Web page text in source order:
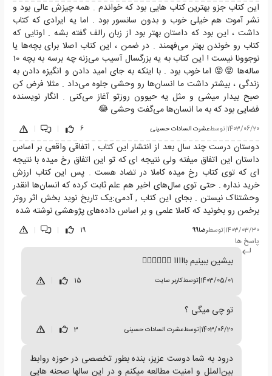
این کتاب جزو بهترین کتاب هایی بود که خواندم . همه چیزش عالی بود و
نشر آموت هم خیلی خوب و بدون سانسور بود . اما یه ایرادی که کتاب
داشت ، این بود که داستان بهتر بود از زبان رالف گفته بشه . اونایی که
کتاب رو خوندن بهتر می‌فهمند . در ضمن ، این کتاب اصلا برای بچه‌ها یا
نوجوونا نیست ! این کتاب به یه بزرگسال آسیب می‌زنه چه برسه به بچه 10
ساله‌ها 😡😡 اما خوب بود . با اینکه به جای امید دادن و انگیزه دادن به
زندگی ، بیشتر داشت ما انسان‌ها رو وحشی جلوه می‌داد . مثلا فرض کن
صبح بیدار میشی و مثل یه حیوون روزتو آغاز می‌کنی . انگار نویسنده
فضایی بود که به ما انسان‌ها می‌گفت وحشی 😂
1403/06/20 توسطعشرت السادات حسینی 6
دوستان درست چند سال بعد از انتشار این کتاب , اتفاقی واقعی بر اساس
داستان این اتفاق میفته ولی نتیجه ای که تو این اتفاق رخ میده با نتیجه
ای که توی کتاب رخ میده کاملا در تضاد هست . پس این کتاب ارزش
خرید نداره . حتی توی سال‌های اخیر هم علم ثابت کرده که انسان‌ها انقدر
وحشتناک نیستن . بجای این کتاب , آدمی:یک تاریخ نوید بخش اثر روتر
برخمن رو بخونید که کاملا علمی و بر اساس داده‌های پژوهشی نوشته شده
1403/03/30
|توسطرضا99 19
|
|
پاسخ ها
بیشین ببینیم بااااا 🧛🏻‍♂️🧛🏻‍♀️
1403/05/01
|توسطکاربر سایت 15
تو چی میگی ؟
1403/06/20
|توسطعشرت السادات حسینی 3
درود به شما دوست عزیز، بنده بطور تخصصی در حوزه روابط
بین‌الملل و امنیت مطالعه میکنم و در این سالها صحنه هایی